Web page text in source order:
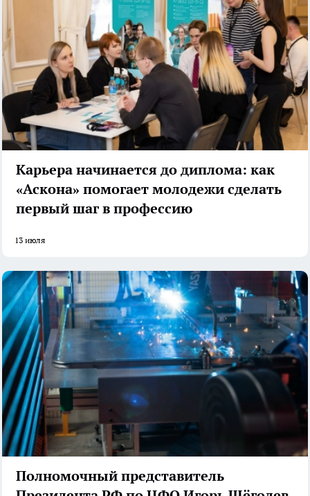
Карьера начинается до диплома: как
«Аскона» помогает молодежи сделать
первый шаг в профессию
13 июля
Полномочный представитель